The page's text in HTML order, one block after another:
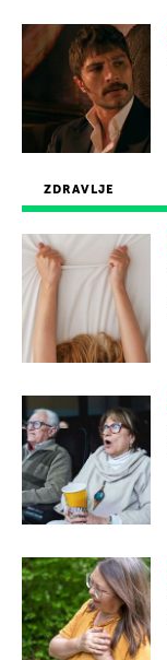
ZDRAVLJE